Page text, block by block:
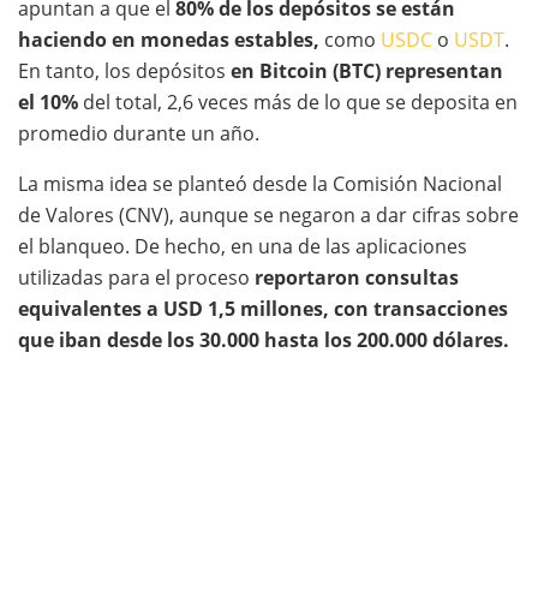
apuntan a que el 80% de los depósitos se están
haciendo en monedas estables, como USDC o USDT.
En tanto, los depósitos en Bitcoin (BTC) representan
el 10% del total, 2,6 veces más de lo que se deposita en
promedio durante un año.
La misma idea se planteó desde la Comisión Nacional
de Valores (CNV), aunque se negaron a dar cifras sobre
el blanqueo. De hecho, en una de las aplicaciones
utilizadas para el proceso reportaron consultas
equivalentes a USD 1,5 millones, con transacciones
que iban desde los 30.000 hasta los 200.000 dólares.